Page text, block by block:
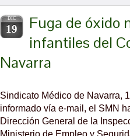
DIC
19
Fuga de óxido
infantiles del
Navarra
Sindicato Médico de Navarra,
informado vía e-mail, el SMN
Dirección General de la
Ministerio de Empleo y